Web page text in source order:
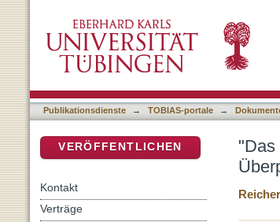
Beispiel einer Mordermittlung
Publikationsdienste → TOBIAS-portale →
"Das
VERÖFFENTLICHEN
Kontakt
Verträge